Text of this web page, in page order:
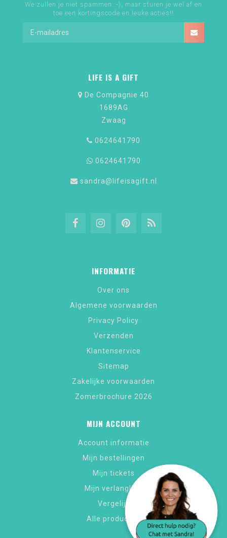
We zullen je niet spammen :-), maar sturen je wel af en
toe een kortingscode en leuke acties!!
LIFE IS A GIFT
De Compagnie 40
1689AG
Zwaag
0624641790
0624641790
sandra@lifeisagift.nl
INFORMATIE
Over ons
Algemene voorwaarden
Privacy Policy
Verzenden
Klantenservice
Sitemap
Zakelijke voorwaarden
Zomerbrochure 2026
MIJN ACCOUNT
Account informatie
Mijn bestellingen
Mijn tickets
Mijn verlanglijst
Vergelijk
Alle producten